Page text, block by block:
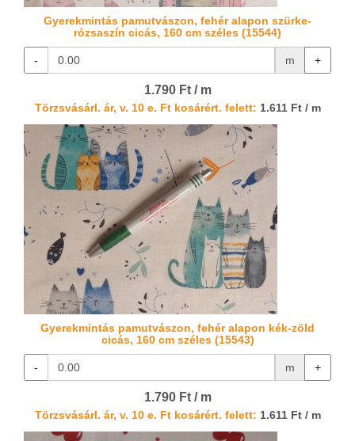
Gyerekmintás pamutvászon, fehér alapon szürke-
rózsaszín cicás, 160 cm széles (15544)
- m +
1.790 Ft / m
Törzsvásárl. ár, v. 10 e. Ft kosárért. felett: 1.611 Ft / m
Gyerekmintás pamutvászon, fehér alapon kék-zöld
cicás, 160 cm széles (15543)
- m +
1.790 Ft / m
Törzsvásárl. ár, v. 10 e. Ft kosárért. felett: 1.611 Ft / m